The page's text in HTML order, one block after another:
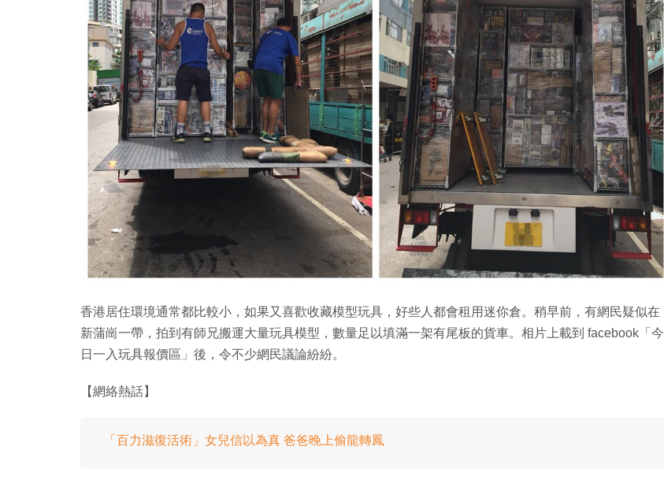
香港居住環境通常都比較小，如果又喜歡收藏模型玩具，好些人都會租用迷你倉。稍早前，有網民疑似在
新蒲崗一帶，拍到有師兄搬運大量玩具模型，數量足以填滿一架有尾板的貨車。相片上載到 facebook「今
日一入玩具報價區」後，令不少網民議論紛紛。
【網絡熱話】
「百力滋復活術」女兒信以為真 爸爸晚上偷龍轉鳳
Copy